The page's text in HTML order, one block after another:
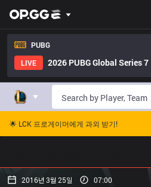
PUBG
LIVE
2026 PUBG Global Series 7
🌟 LCK 프로게이머에게 과외 받기!
2016년 3월 25일 07:00